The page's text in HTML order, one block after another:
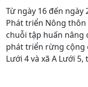
Từ ngày 16 đến ngày
Phát triển Nông thôn
chuỗi tập huấn nâng
phát triển rừng cộng
Lưới 4 và xã A Lưới